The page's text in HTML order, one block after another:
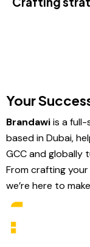
Your
Brandawiis a
based in Dubai,
GCC and globally
From crafting
we’re here to